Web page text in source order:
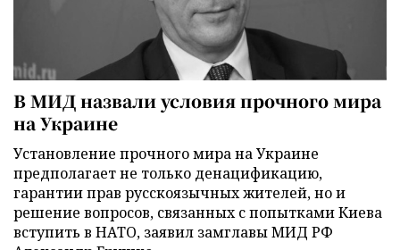
В МИД назвали условия прочного мира
на Украине
Установление прочного мира на Украине
предполагает не только денацификацию,
гарантии прав русскоязычных жителей, но и
решение вопросов, связанных с попытками Киева
вступить в НАТО, заявил замглавы МИД РФ